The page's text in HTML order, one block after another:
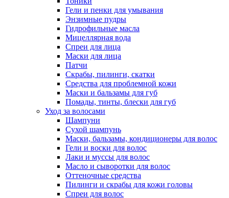
Гели и пенки для умывания
Энзимные пудры
Гидрофильные масла
Мицеллярная вода
Спреи для лица
Маски для лица
Патчи
Скрабы, пилинги, скатки
Средства для проблемной кожи
Маски и бальзамы для губ
Помады, тинты, блески для губ
Уход за волосами
Шампуни
Сухой шампунь
Маски, бальзамы, кондиционеры для волос
Гели и воски для волос
Лаки и муссы для волос
Масло и сыворотки для волос
Оттеночные средства
Пилинги и скрабы для кожи головы
Спреи для волос